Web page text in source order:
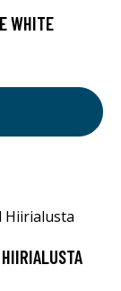
WHITE